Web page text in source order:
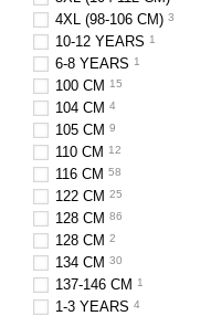
4XL (98-106 СM) 3
10-12 YEARS 1
6-8 YEARS 1
100 CM 15
104 CM 4
105 CM 9
110 CM 12
116 СM 58
122 CM 25
128 CM 86
128 СM 2
134 CM 30
137-146 CM 1
1-3 YEARS 4